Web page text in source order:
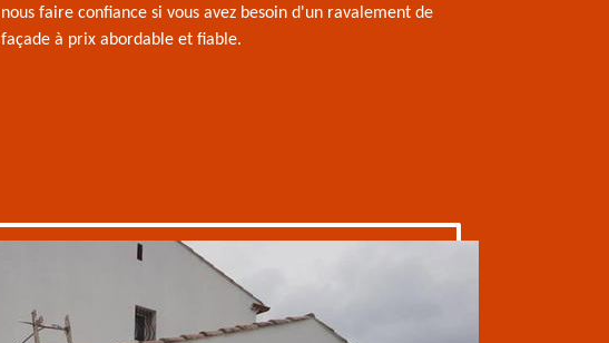
nous faire confiance si vous avez besoin d'un ravalement de
façade à prix abordable et fiable.